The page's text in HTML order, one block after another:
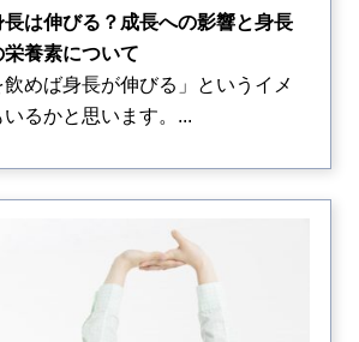
は伸びる？成長への影響と身長
養素について
飲めば身長が伸びる」というイメ
るかと思います。...